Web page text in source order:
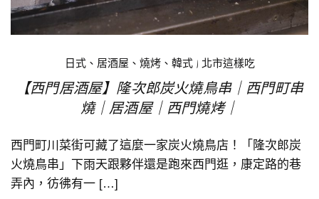
日式、居酒屋、燒烤、韓式| 北市這樣吃
【西門居酒屋】隆次郎炭火燒鳥串｜西門町串
燒｜居酒屋｜西門燒烤｜
西門町川菜街可藏了這麼一家炭火燒鳥店！「隆次郎炭
火燒鳥串」下雨天跟夥伴還是跑來西門逛，康定路的巷
弄內，彷彿有一 […]